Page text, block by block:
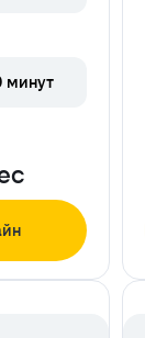
минут